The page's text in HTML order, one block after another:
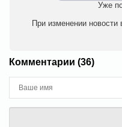
Уже
При изменении
Комментарии (36)